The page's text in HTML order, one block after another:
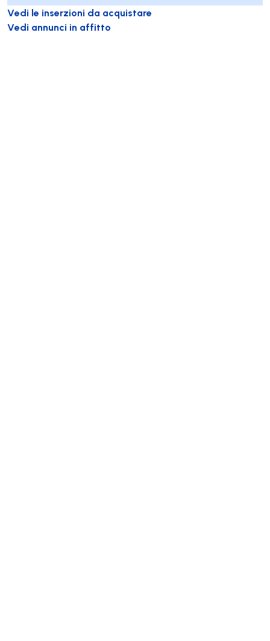
Vedi le inserzioni da acquistare
Vedi annunci in affitto